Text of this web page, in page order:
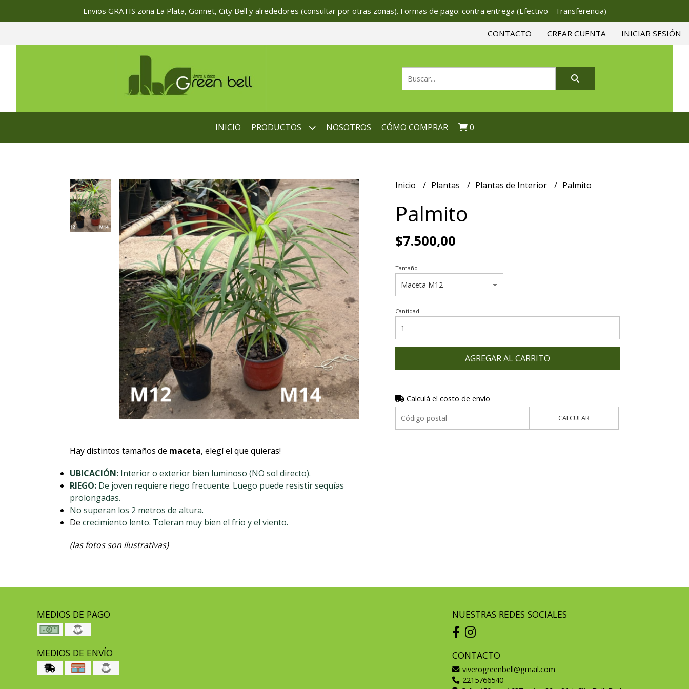
Envios GRATIS zona La Plata, Gonnet, City Bell y alrededores (consultar por otras zonas). Formas de pago: contra entrega (Efectivo - Transferencia)
CONTACTO CREAR CUENTA INICIAR SESIÓN
INICIO PRODUCTOS NOSOTROS CÓMO COMPRAR 0
Hay distintos tamaños de maceta, elegí el que quieras!
UBICACIÓN: Interior o exterior bien luminoso (NO sol directo).
RIEGO: De joven requiere riego frecuente. Luego puede resistir sequías
prolongadas.
No superan los 2 metros de altura.
De crecimiento lento. Toleran muy bien el frio y el viento.
(las fotos son ilustrativas)
Inicio Plantas Plantas de Interior Palmito
Palmito
$7.500,00
Tamaño
Cantidad
AGREGAR AL CARRITO
Calculá el costo de envío
CALCULAR
MEDIOS DE PAGO
MEDIOS DE ENVÍO
NUESTRAS REDES SOCIALES
CONTACTO
viverogreenbell@gmail.com
2215766540